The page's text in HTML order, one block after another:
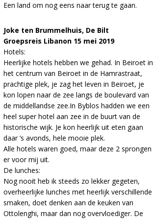
Een land om nog eens naar terug te gaan.
Joke ten Brummelhuis, De Bilt
Groepsreis Libanon 15 mei 2019
Hotels:
Heerlijke hotels hebben we gehad. In Beiroet in
het centrum van Beiroet in de Hamrastraat,
prachtige plek, je zag het leven in Beiroet, je
kon lopen naar de zee langs de boulevard van
de middellandse zee.In Byblos hadden we een
heel super hotel aan zee in de buurt van de
historische wijk. Je kon heerlijk uit eten gaan
daar ’s avonds, hele mooie plek.
Alle hotels waren goed, maar deze 2 sprongen
er voor mij uit.
De lunches:
Nog nooit heb ik steeds zo lekker gegeten,
overheerlijke lunches met heerlijk verschillende
smaken, doet denken aan de keuken van
Ottolenghi, maar dan nog overvloediger. De